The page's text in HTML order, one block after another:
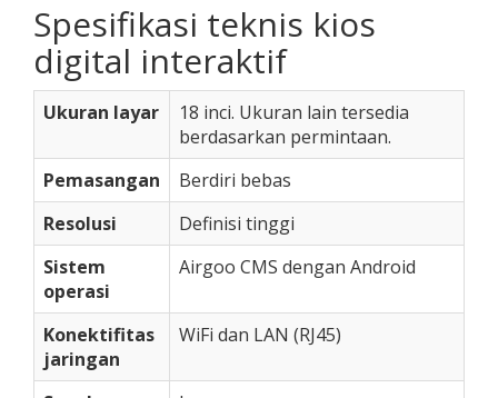
Spesifikasi teknis kios
digital interaktif
Ukuran layar
18 inci. Ukuran lain tersedia
berdasarkan permintaan.
Pemasangan
Berdiri bebas
Resolusi
Definisi tinggi
Sistem
operasi
Airgoo CMS dengan Android
Konektifitas
jaringan
WiFi dan LAN (RJ45)